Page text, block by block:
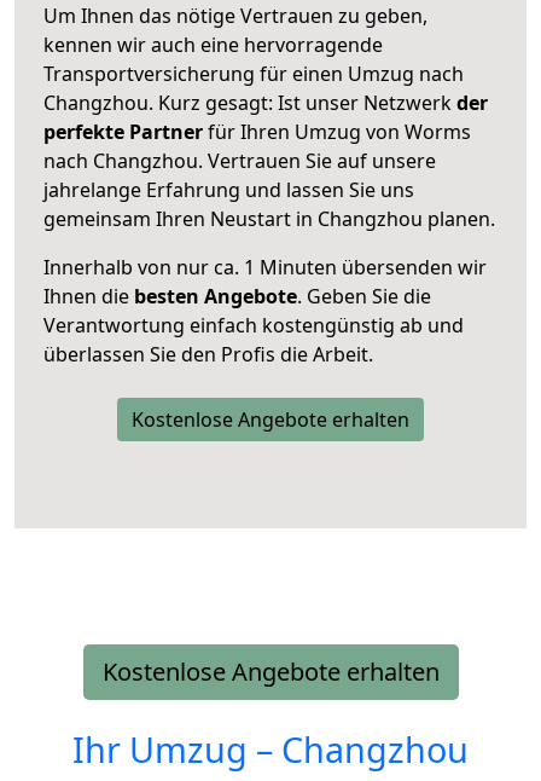
Um Ihnen das nötige Vertrauen zu geben,
kennen wir auch eine hervorragende
Transportversicherung für einen Umzug nach
Changzhou. Kurz gesagt: Ist unser Netzwerkder
perfekte Partnerfür Ihren Umzug von Worms
nach Changzhou. Vertrauen Sie auf unsere
jahrelange Erfahrung und lassen Sie uns
gemeinsam Ihren Neustart in Changzhou planen.
Innerhalb von nur ca. 1 Minuten übersenden wir
Ihnen die besten Angebote. Geben Sie die
Verantwortung einfach kostengünstig ab und
überlassen Sie den Profis die Arbeit.
Kostenlose Angebote erhalten
Kostenlose Angebote erhalten
Ihr Umzug – Changzhou